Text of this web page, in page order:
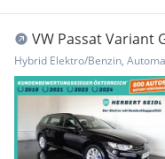
VW Passat Variant
LED / NA...
Hybrid Elektro/Benzin,